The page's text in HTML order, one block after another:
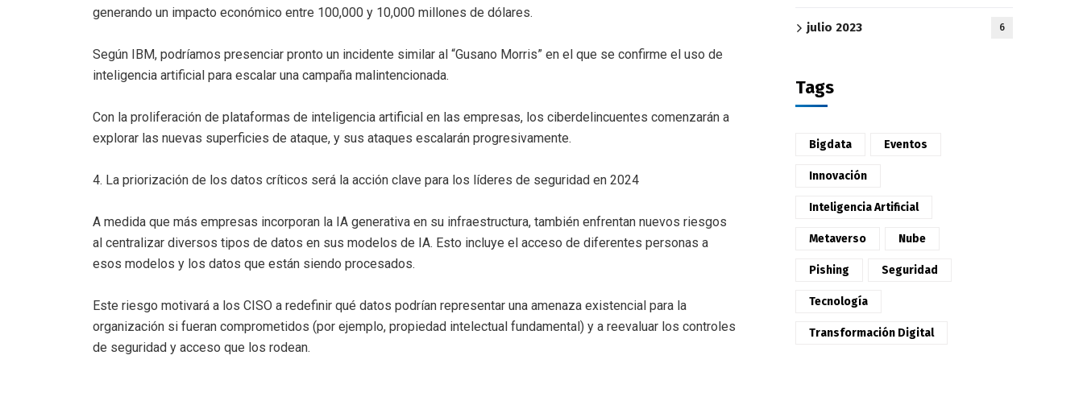
generando un impacto económico entre 100,000 y 10,000 millones de dólares.
Según IBM, podríamos presenciar pronto un incidente similar al “Gusano Morris” en el que se confirme el uso de
inteligencia artificial para escalar una campaña malintencionada.
Con la proliferación de plataformas de inteligencia artificial en las empresas, los ciberdelincuentes comenzarán a
explorar las nuevas superficies de ataque, y sus ataques escalarán progresivamente.
4. La priorización de los datos críticos será la acción clave para los líderes de seguridad en 2024
A medida que más empresas incorporan la IA generativa en su infraestructura, también enfrentan nuevos riesgos
al centralizar diversos tipos de datos en sus modelos de IA. Esto incluye el acceso de diferentes personas a
esos modelos y los datos que están siendo procesados.
Este riesgo motivará a los CISO a redefinir qué datos podrían representar una amenaza existencial para la
organización si fueran comprometidos (por ejemplo, propiedad intelectual fundamental) y a reevaluar los controles
de seguridad y acceso que los rodean.
julio 2023 6
Tags
Bigdata Eventos
Innovación
Inteligencia Artificial
Metaverso Nube
Pishing Seguridad
Tecnología
Transformación Digital